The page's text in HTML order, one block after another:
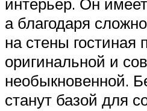
а благодаря
на стены гостиная
оригинальной и
необыкновенной.
станут базой для